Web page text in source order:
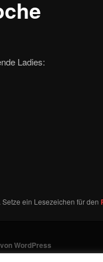
Ladies:
Setze ein Lesezeichen für den
WordPress